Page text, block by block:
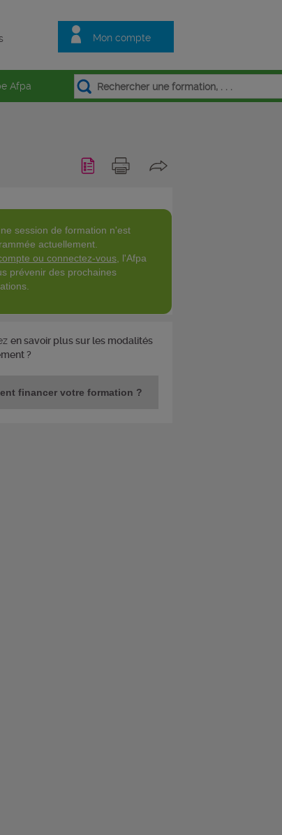
Mon compte
Afpa
session de formation n'est
actuellement.
ou connectez-vous , l'Afpa
prévenir des prochaines
en savoir plus sur les modalités
?
financer votre formation ?